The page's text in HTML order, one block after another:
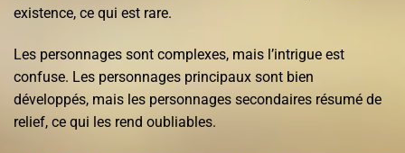
existence, ce qui est rare.
Les personnages sont complexes, mais l’intrigue est
confuse. Les personnages principaux sont bien
développés, mais les personnages secondaires résumé de
relief, ce qui les rend oubliables.